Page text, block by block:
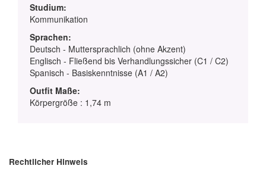
Studium:
Kommunikation
Sprachen:
Deutsch - Muttersprachlich (ohne Akzent)
Englisch - Fließend bis Verhandlungssicher (C1 / C2)
Spanisch - Basiskenntnisse (A1 / A2)
Outfit Maße:
Körpergröße : 1,74 m
Rechtlicher Hinweis